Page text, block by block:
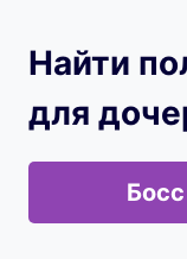
Найти
для